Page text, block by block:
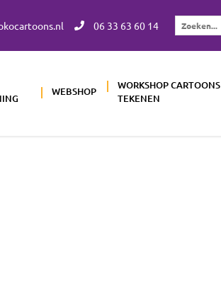
06 33 63 60 14
Zoeken...
WEBSHOP
WORKSHOP CARTOONS
TEKENEN